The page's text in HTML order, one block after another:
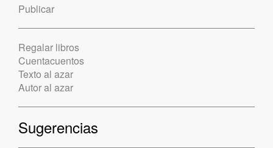
Publicar
Regalar libros
Cuentacuentos
Texto al azar
Autor al azar
Sugerencias